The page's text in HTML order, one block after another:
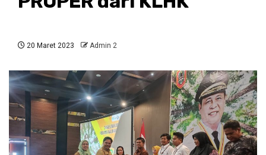
20 Maret 2023 Admin 2